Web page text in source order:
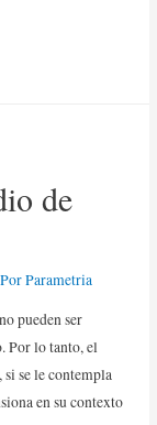
de
Parametria
pueden ser
Por lo tanto, el
si se le contempla
en su contexto